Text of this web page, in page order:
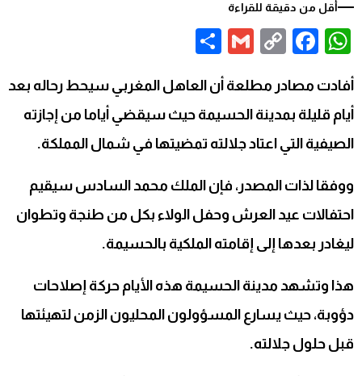
أقل من دقيقة للقراءة
WhatsApp
Facebook
Copy
Gmail
أفادت مصادر مطلعة أن العاهل المغربي سيحط رحاله بعد
أيام قليلة بمدينة الحسيمة حيث سيقضي أياما من إجازته
الصيفية التي اعتاد جلالته تمضيتها في شمال المملكة.
ووفقا لذات المصدر، فإن الملك محمد السادس سيقيم
احتفالات عيد العرش وحفل الولاء بكل من طنجة وتطوان
ليغادر بعدها إلى إقامته الملكية بالحسيمة.
هذا وتشهد مدينة الحسيمة هذه الأيام حركة إصلاحات
دؤوبة، حيث يسارع المسؤولون المحليون الزمن لتهيئتها
قبل حلول جلالته.